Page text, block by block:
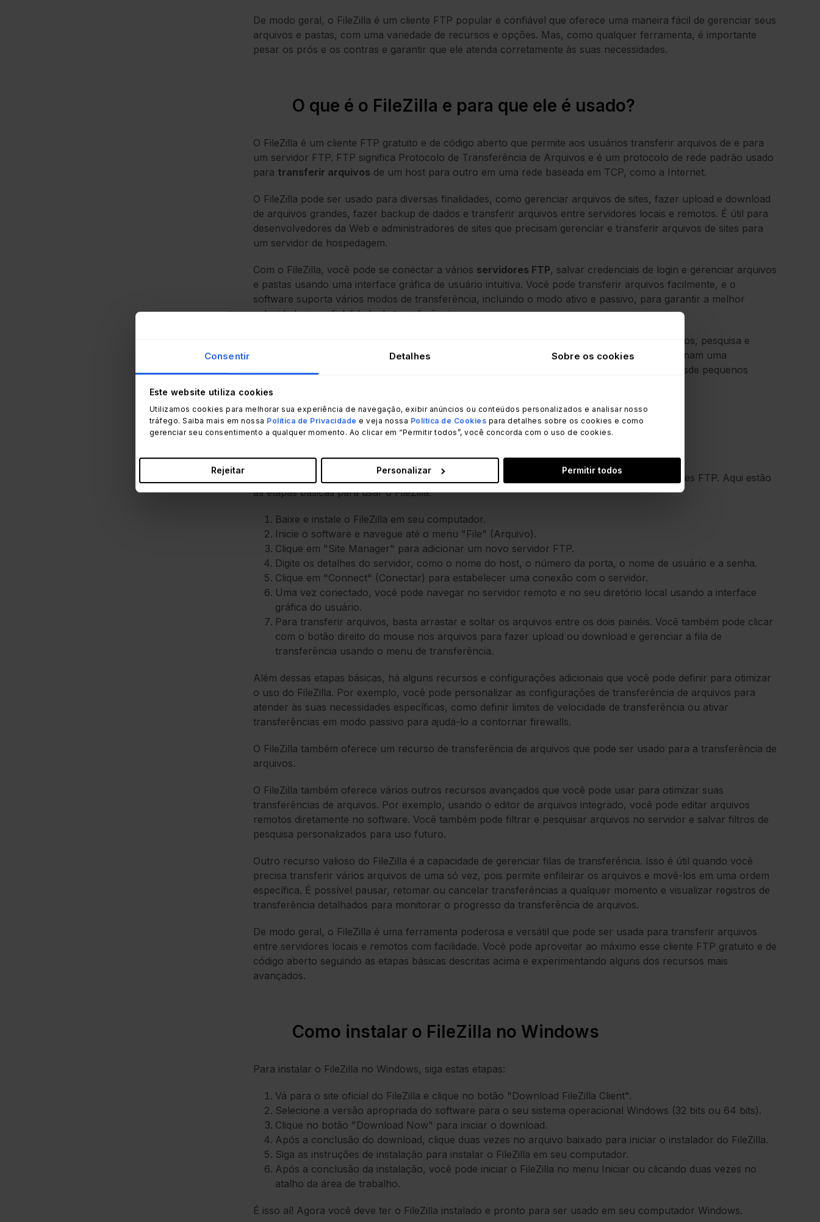
Consentir Detalhes Sobre os cookies
Este website utiliza cookies
Utilizamos cookies para melhorar sua experiência de navegação, exibir anúncios ou conteúdos personalizados e analisar nosso
tráfego. Saiba mais em nossa Política de Privacidade e veja nossa Política de Cookies para detalhes sobre os cookies e como
gerenciar seu consentimento a qualquer momento. Ao clicar em “Permitir todos”, você concorda com o uso de cookies.
Rejeitar Personalizar Permitir todos
De modo geral, o FileZilla é um cliente FTP popular e confiável que oferece uma maneira fácil de gerenciar seus
arquivos e pastas, com uma variedade de recursos e opções. Mas, como qualquer ferramenta, é importante
pesar os prós e os contras e garantir que ele atenda corretamente às suas necessidades.
O que é o FileZilla e para que ele é usado?
O FileZilla é um cliente FTP gratuito e de código aberto que permite aos usuários transferir arquivos de e para
um servidor FTP. FTP significa Protocolo de Transferência de Arquivos e é um protocolo de rede padrão usado
para transferir arquivos de um host para outro em uma rede baseada em TCP, como a Internet.
O FileZilla pode ser usado para diversas finalidades, como gerenciar arquivos de sites, fazer upload e download
de arquivos grandes, fazer backup de dados e transferir arquivos entre servidores locais e remotos. É útil para
desenvolvedores da Web e administradores de sites que precisam gerenciar e transferir arquivos de sites para
um servidor de hospedagem.
Com o FileZilla, você pode se conectar a vários servidores FTP, salvar credenciais de login e gerenciar arquivos
e pastas usando uma interface gráfica de usuário intuitiva. Você pode transferir arquivos facilmente, e o
software suporta vários modos de transferência, incluindo o modo ativo e passivo, para garantir a melhor
velocidade e confiabilidade de transferência.
O FileZilla também oferece uma série de recursos avançados, como edição remota de arquivos, pesquisa e
filtragem e configurações personalizáveis de transferência de arquivos. Esses recursos o tornam uma
ferramenta versátil que pode lidar com uma série de tarefas de transferência de arquivos, desde pequenos
Como usar o FileZilla
O uso do FileZilla é relativamente simples, especialmente se você tiver experiência com clientes FTP. Aqui estão
as etapas básicas para usar o FileZilla:
Baixe e instale o FileZilla em seu computador.
Inicie o software e navegue até o menu "File" (Arquivo).
Clique em "Site Manager" para adicionar um novo servidor FTP.
Digite os detalhes do servidor, como o nome do host, o número da porta, o nome de usuário e a senha.
Clique em "Connect" (Conectar) para estabelecer uma conexão com o servidor.
Uma vez conectado, você pode navegar no servidor remoto e no seu diretório local usando a interface
gráfica do usuário.
Para transferir arquivos, basta arrastar e soltar os arquivos entre os dois painéis. Você também pode clicar
com o botão direito do mouse nos arquivos para fazer upload ou download e gerenciar a fila de
transferência usando o menu de transferência.
Além dessas etapas básicas, há alguns recursos e configurações adicionais que você pode definir para otimizar
o uso do FileZilla. Por exemplo, você pode personalizar as configurações de transferência de arquivos para
atender às suas necessidades específicas, como definir limites de velocidade de transferência ou ativar
transferências em modo passivo para ajudá-lo a contornar firewalls.
O FileZilla também oferece um recurso de transferência de arquivos que pode ser usado para a transferência de
arquivos.
O FileZilla também oferece vários outros recursos avançados que você pode usar para otimizar suas
transferências de arquivos. Por exemplo, usando o editor de arquivos integrado, você pode editar arquivos
remotos diretamente no software. Você também pode filtrar e pesquisar arquivos no servidor e salvar filtros de
pesquisa personalizados para uso futuro.
Outro recurso valioso do FileZilla é a capacidade de gerenciar filas de transferência. Isso é útil quando você
precisa transferir vários arquivos de uma só vez, pois permite enfileirar os arquivos e movê-los em uma ordem
específica. É possível pausar, retomar ou cancelar transferências a qualquer momento e visualizar registros de
transferência detalhados para monitorar o progresso da transferência de arquivos.
De modo geral, o FileZilla é uma ferramenta poderosa e versátil que pode ser usada para transferir arquivos
entre servidores locais e remotos com facilidade. Você pode aproveitar ao máximo esse cliente FTP gratuito e de
código aberto seguindo as etapas básicas descritas acima e experimentando alguns dos recursos mais
avançados.
Como instalar o FileZilla no Windows
Para instalar o FileZilla no Windows, siga estas etapas:
Vá para o site oficial do FileZilla e clique no botão "Download FileZilla Client".
Selecione a versão apropriada do software para o seu sistema operacional Windows (32 bits ou 64 bits).
Clique no botão "Download Now" para iniciar o download.
Após a conclusão do download, clique duas vezes no arquivo baixado para iniciar o instalador do FileZilla.
Siga as instruções de instalação para instalar o FileZilla em seu computador.
Após a conclusão da instalação, você pode iniciar o FileZilla no menu Iniciar ou clicando duas vezes no
atalho da área de trabalho.
É isso aí! Agora você deve ter o FileZilla instalado e pronto para ser usado em seu computador Windows.